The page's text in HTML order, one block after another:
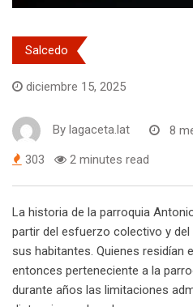
Salcedo
diciembre 15, 2025
By lagaceta.lat 8
303 2 minutes read
La historia de la parroquia
partir del esfuerzo colectivo y
sus habitantes. Quienes residían
entonces perteneciente a la
durante años las limitaciones